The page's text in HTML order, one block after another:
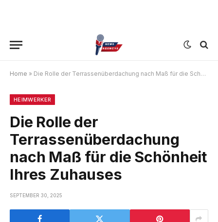
Home » Die Rolle der Terrassenüberdachung nach Maß für die Schönheit Ihres Zuhauses
HEIMWERKER
Die Rolle der
Terrassenüberdachung
nach Maß für die Schönheit
Ihres Zuhauses
SEPTEMBER 30, 2025